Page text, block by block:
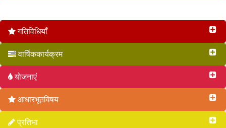
गतिविधियाँ
वार्षिककार्यक्रम
योजनाएं
आधारभूतविषय
प्रतिभा